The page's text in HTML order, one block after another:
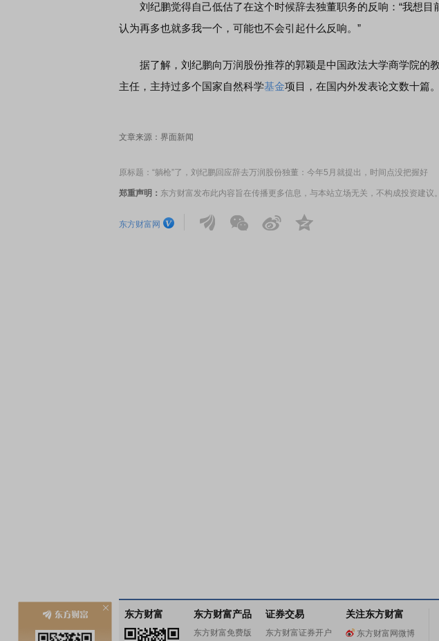
刘纪鹏觉得自己低估了在这个时候辞去独董职务的反响：“我想目
认为再多也就多我一个，可能也不会引起什么反响。”
据了解，刘纪鹏向万润股份推荐的郭颖是中国政法大学商学院的
主任，主持过多个国家自然科学基金项目，在国内外发表论文数十篇。
文章来源：界面新闻
原标题：“躺枪”了，刘纪鹏回应辞去万润股份独董：今年5月就提出，时间点没把握好
郑重声明： 东方财富发布此内容旨在传播更多信息，与本站立场无关，不构成投资建议
东方财富网
东方财富 东方财富产品
东方财富免费版
证券交易
东方财富证券开户
关注东方财富
东方财富网微博